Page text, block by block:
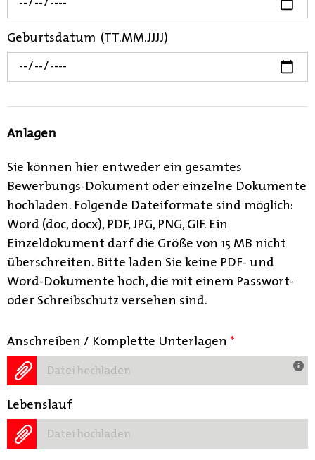
Geburtsdatum (TT.MM.JJJJ)
Anlagen
Sie können hier entweder ein gesamtes
Bewerbungs-Dokument oder einzelne Dokumente
hochladen. Folgende Dateiformate sind möglich:
Word (doc, docx), PDF, JPG, PNG, GIF. Ein
Einzeldokument darf die Größe von 15 MB nicht
überschreiten. Bitte laden Sie keine PDF- und
Word-Dokumente hoch, die mit einem Passwort-
oder Schreibschutz versehen sind.
Anschreiben / Komplette Unterlagen *
Datei hochladen
Lebenslauf
Datei hochladen